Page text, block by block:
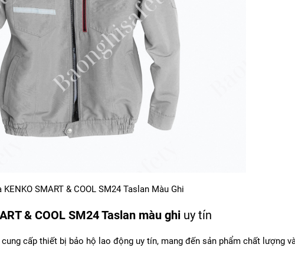
SMART & COOL SM24 Taslan Màu Ghi
& COOL SM24 Taslan màu ghi uy tín
cung cấp thiết bị bảo hộ lao động uy tín, mang đến sản phẩm chất lượng